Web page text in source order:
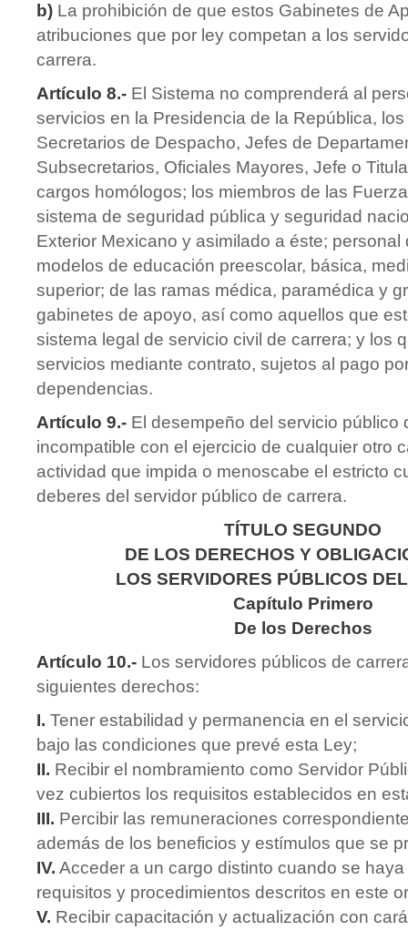
b) La prohibición de que estos Gabinetes de
atribuciones que por ley competan a los
carrera.
Artículo 8.- El Sistema no comprenderá al
servicios en la Presidencia de la República,
Secretarios de Despacho, Jefes de
Subsecretarios, Oficiales Mayores, Jefe o
cargos homólogos; los miembros de las
sistema de seguridad pública y seguridad
Exterior Mexicano y asimilado a éste; personal
modelos de educación preescolar, básica,
superior; de las ramas médica, paramédica y
gabinetes de apoyo, así como aquellos que
sistema legal de servicio civil de carrera; y los
servicios mediante contrato, sujetos al pago
dependencias.
Artículo 9.- El desempeño del servicio público
incompatible con el ejercicio de cualquier otro
actividad que impida o menoscabe el estricto
deberes del servidor público de carrera.
TÍTULO SEGUNDO
DE LOS DERECHOS Y
LOS SERVIDORES PÚBLICOS
Capítulo Primero
De los Derechos
Artículo 10.- Los servidores públicos de
siguientes derechos:
I. Tener estabilidad y permanencia en el
bajo las condiciones que prevé esta Ley;
II. Recibir el nombramiento como Servidor
vez cubiertos los requisitos establecidos en
III. Percibir las remuneraciones
además de los beneficios y estímulos que se
IV. Acceder a un cargo distinto cuando se
requisitos y procedimientos descritos en este
V. Recibir capacitación y actualización con